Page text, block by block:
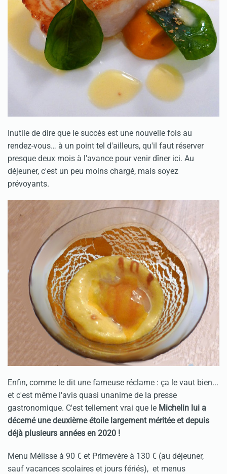
Inutile de dire que le succès est une nouvelle fois au
rendez-vous… à un point tel d'ailleurs, qu'il faut réserver
presque deux mois à l'avance pour venir dîner ici. Au
déjeuner, c'est un peu moins chargé, mais soyez
prévoyants.
Enfin, comme le dit une fameuse réclame : ça le vaut bien...
et c'est même l'avis quasi unanime de la presse
gastronomique. C'est tellement vrai que le Michelin lui a
décerné une deuxième étoile largement méritée et depuis
déjà plusieurs années en 2020 !
Menu Mélisse à 90 € et Primevère à 130 € (au déjeuner,
sauf vacances scolaires et jours fériés), et menus